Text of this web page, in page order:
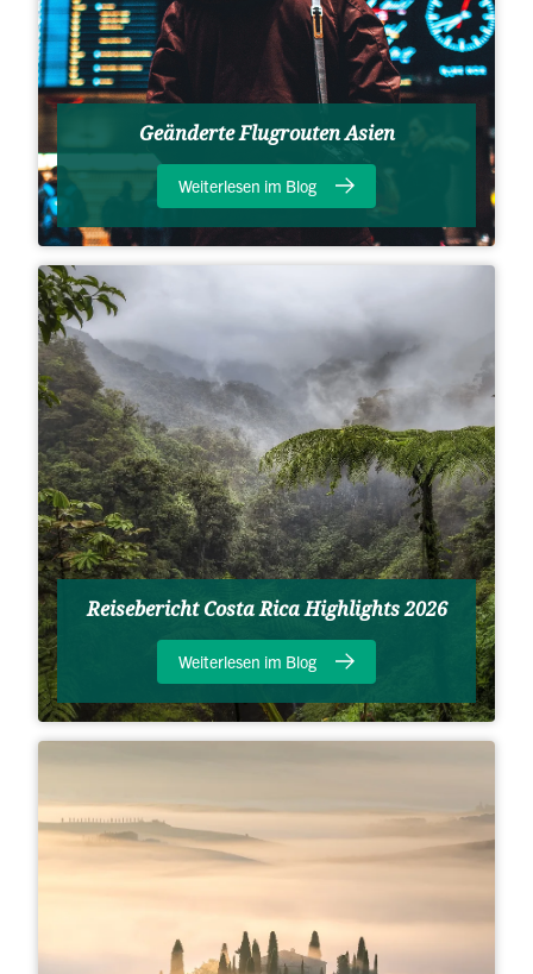
Geänderte Flugrouten Asien
Weiterlesen im Blog
Reisebericht Costa Rica Highlights 2026
Weiterlesen im Blog